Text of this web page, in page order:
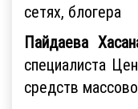
сетях, блогера
Пайдаева
специалиста
средств